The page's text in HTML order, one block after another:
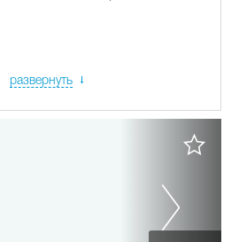
развернуть